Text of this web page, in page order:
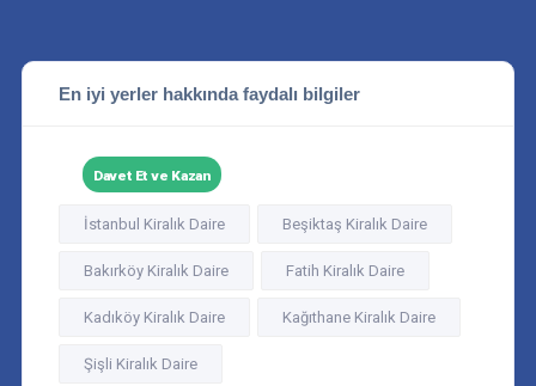
En iyi yerler hakkında faydalı bilgiler
Davet Et ve Kazan
İstanbul Kiralık Daire Beşiktaş Kiralık Daire
Bakırköy Kiralık Daire Fatih Kiralık Daire
Kadıköy Kiralık Daire Kağıthane Kiralık Daire
Şişli Kiralık Daire